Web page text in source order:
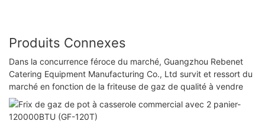
Produits Connexes
Dans la concurrence féroce du marché, Guangzhou Rebenet
Catering Equipment Manufacturing Co., Ltd survit et ressort du
marché en fonction de la friteuse de gaz de qualité à vendre